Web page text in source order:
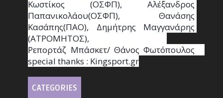
Κωστίκος (ΟΣΦΠ), Αλέξανδρος
Παπανικολάου(ΟΣΦΠ), Θανάσης
Κασάπης(ΠΑΟ), Δημήτρης Μαγγανάρης
(ΑΤΡΟΜΗΤΟΣ),
Ρεπορτάζ Μπάσκετ/ Θάνος Φωτόπουλος
special thanks : Κingsport.gr
CATEGORIES